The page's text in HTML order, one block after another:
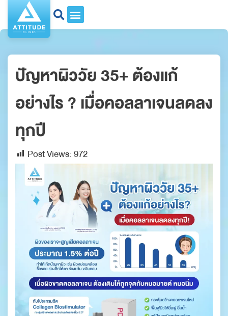
ปัญหาผิววัย 35+ ต้องแก้
อย่างไร ? เมื่อคอลลาเจนลดลง
ทุกปี
Post Views:972